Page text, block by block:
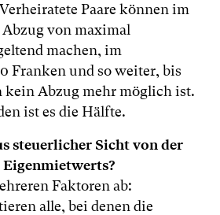
Paare können im
Abzug von maximal
machen, im
Franken und so weiter, bis
kein Abzug mehr möglich ist.
ist es die Hälfte.
steuerlicher Sicht von der
Eigenmietwerts?
Faktoren ab:
alle, bei denen die